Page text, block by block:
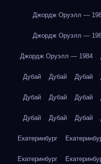
Джордж Оруэлл —
Джордж Оруэлл —
Джордж Оруэлл — 1984
Дубай Дубай Дубай
Дубай Дубай Дубай
Дубай Дубай Дубай
Екатеринбург
Екатеринбург